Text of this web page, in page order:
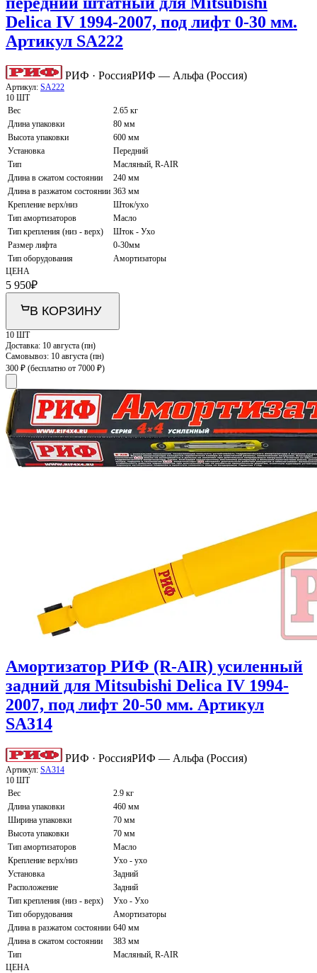
Delica IV 1994-2007, под лифт 0-30 мм.
Артикул SA222
РИФ · РоссияРИФ — Альфа (Россия)
Артикул: SA222
10 ШТ
Вес
2.65 кг
Длина упаковки
80 мм
Высота упаковки
600 мм
Установка
Передний
Тип
Масляный, R-AIR
Длина в сжатом состоянии
240 мм
Длина в разжатом состоянии 363 мм
Крепление верх/низ
Шток/ухо
Тип амортизаторов
Масло
Тип крепления (низ - верх)
Шток - Ухо
Размер лифта
0-30мм
Тип оборудования
Амортизаторы
ЦЕНА
5 950₽
В КОРЗИНУ
10 ШТ
Доставка: 10 августа (пн)
Самовывоз: 10 августа (пн)
300 ₽ (бесплатно от 7000 ₽)
Амортизатор РИФ (R-AIR) усиленный
задний для Mitsubishi Delica IV 1994-
2007, под лифт 20-50 мм. Артикул
SA314
РИФ · РоссияРИФ — Альфа (Россия)
Артикул: SA314
10 ШТ
Вес
2.9 кг
Длина упаковки
460 мм
Ширина упаковки
70 мм
Высота упаковки
70 мм
Тип амортизаторов
Масло
Крепление верх/низ
Ухо - ухо
Установка
Задний
Расположение
Задний
Тип крепления (низ - верх)
Ухо - Ухо
Тип оборудования
Амортизаторы
Длина в разжатом состоянии 640 мм
Длина в сжатом состоянии
383 мм
Тип
Масляный, R-AIR
ЦЕНА